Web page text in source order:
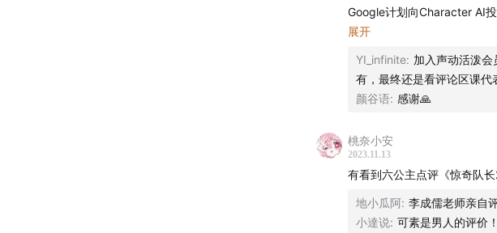
Google计划向Character AI投
Character AI允许用户通过产
华为鸿蒙系统对互联网公司
鸿蒙已推出原生应用，吸引
5、特斯拉Cybertruck的新购
转售需要首先卖给特斯拉，
6、迪士尼电视业务的调整：
迪士尼正在寻找战略合作伙
7、惊奇队长2的票房表现：
展开
YI_infinite: 加入声动活泼
有，最终还是看评论区课代
颜谷语: 感谢🙏
桃奈小安
2023.11.13
有看到六公主点评《惊奇队
地小瓜阿: 李成儒老师亲自
小達说: 可素是男人的评价！